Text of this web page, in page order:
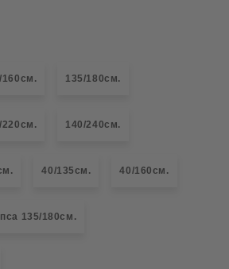
160см. 135/180см.
220см. 140/240см.
40/135см. 40/160см.
135/180см.